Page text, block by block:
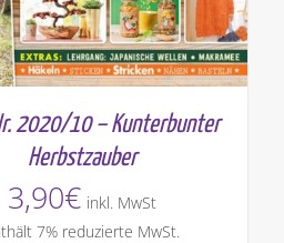
2020/10 – Kunterbunter
Herbstzauber
3,90€ inkl. MwSt
7% reduzierte MwSt.